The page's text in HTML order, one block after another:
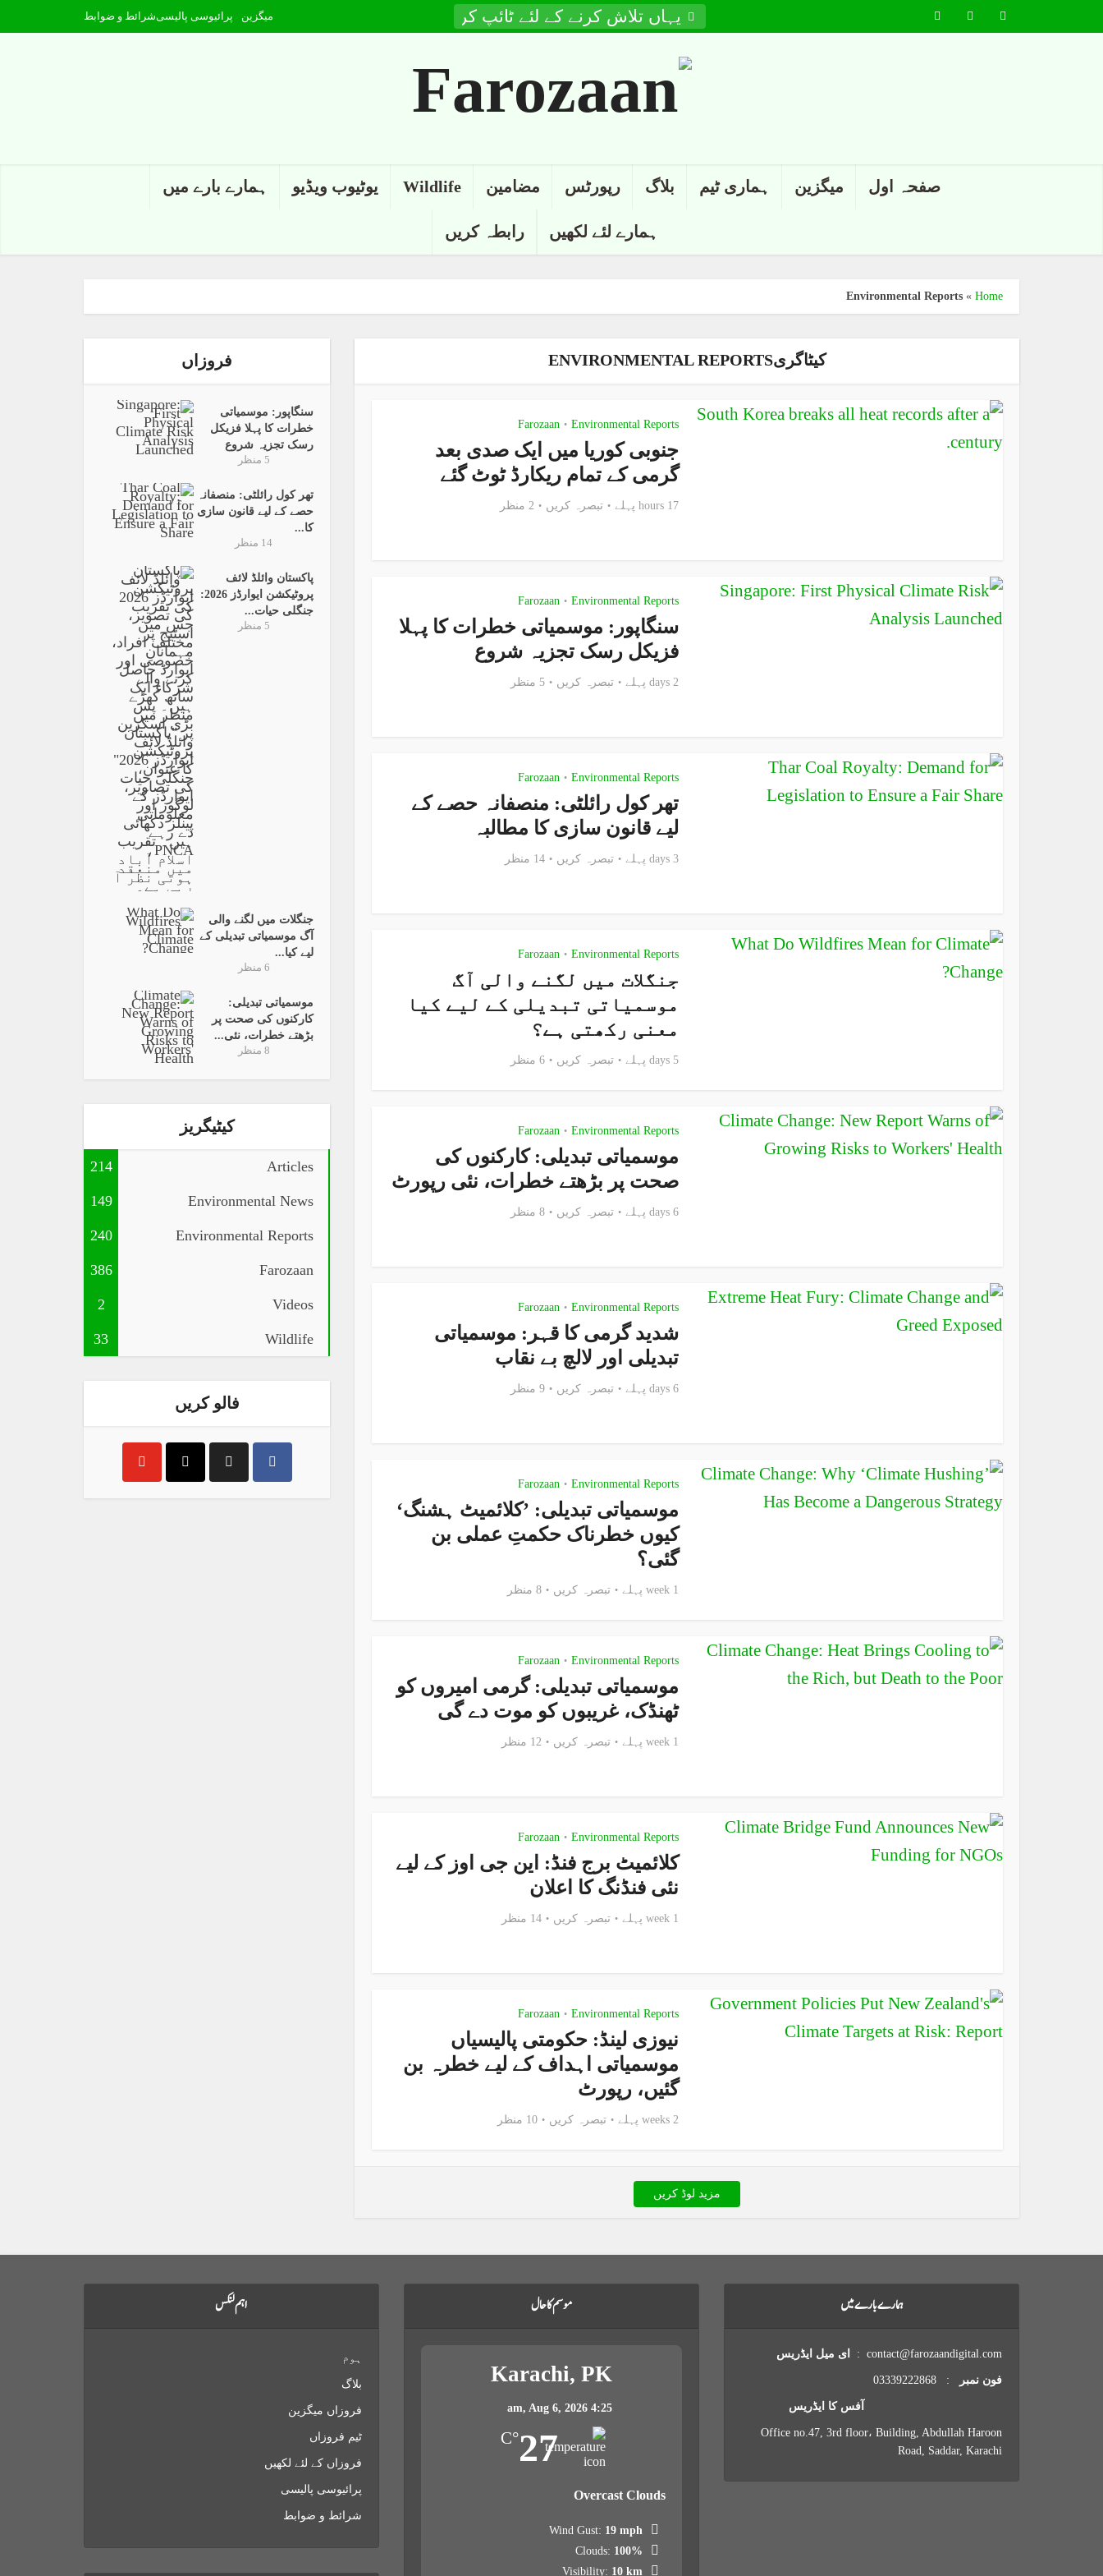
میگزین پرائیوسی پالیسیشرائط و ضوابط
صفحہ اول میگزین ہماری ٹیم بلاگ رپورٹس مضامین Wildlife یوٹیوب ویڈیو ہمارے بارے میں
ہمارے لئے لکھیں رابطہ کریں
Home
»
Environmental Reports
فروزاں
سنگاپور: موسمیاتی
خطرات کا پہلا فزیکل
رسک تجزیہ شروع
5 منظر
تھر کول رائلٹی: منصفانہ
حصے کے لیے قانون سازی
کا...
14 منظر
پاکستان وائلڈ لائف
پروٹیکشن ایوارڈز 2026:
جنگلی حیات...
5 منظر
جنگلات میں لگنے والی
آگ موسمیاتی تبدیلی کے
لیے کیا...
6 منظر
موسمیاتی تبدیلی:
کارکنوں کی صحت پر
بڑھتے خطرات، نئی...
8 منظر
کیٹیگریز
Articles
214
Environmental News
149
Environmental Reports
240
Farozaan
386
Videos
2
Wildlife
33
فالو کریں
کیٹاگریENVIRONMENTAL REPORTS
Environmental Reports
•
Farozaan
جنوبی کوریا میں ایک صدی بعد
گرمی کے تمام ریکارڈ ٹوٹ گئے
17 hours پہلے تبصرہ کریں 2 منظر
Environmental Reports
•
Farozaan
سنگاپور: موسمیاتی خطرات کا پہلا
فزیکل رسک تجزیہ شروع
2 days پہلے تبصرہ کریں 5 منظر
Environmental Reports
•
Farozaan
تھر کول رائلٹی: منصفانہ حصے کے
لیے قانون سازی کا مطالبہ
3 days پہلے تبصرہ کریں 14 منظر
Environmental Reports
•
Farozaan
جنگلات میں لگنے والی آگ
موسمیاتی تبدیلی کے لیے کیا
معنی رکھتی ہے؟
5 days پہلے تبصرہ کریں 6 منظر
Environmental Reports
•
Farozaan
موسمیاتی تبدیلی: کارکنوں کی
صحت پر بڑھتے خطرات، نئی رپورٹ
6 days پہلے تبصرہ کریں 8 منظر
Environmental Reports
•
Farozaan
شدید گرمی کا قہر: موسمیاتی
تبدیلی اور لالچ بے نقاب
6 days پہلے تبصرہ کریں 9 منظر
Environmental Reports
•
Farozaan
موسمیاتی تبدیلی: ’کلائمیٹ ہشنگ‘
کیوں خطرناک حکمتِ عملی بن
گئی؟
1 week پہلے تبصرہ کریں 8 منظر
Environmental Reports
•
Farozaan
موسمیاتی تبدیلی: گرمی امیروں کو
ٹھنڈک، غریبوں کو موت دے گی
1 week پہلے تبصرہ کریں 12 منظر
Environmental Reports
•
Farozaan
کلائمیٹ برج فنڈ: این جی اوز کے لیے
نئی فنڈنگ کا اعلان
1 week پہلے تبصرہ کریں 14 منظر
Environmental Reports
•
Farozaan
نیوزی لینڈ: حکومتی پالیسیاں
موسمیاتی اہداف کے لیے خطرہ بن
گئیں، رپورٹ
2 weeks پہلے تبصرہ کریں 10 منظر
مزید لوڈ کریں
اہم لنکس
ہوم
بلاگ
فروزاں میگزین
ٹیم فروزاں
فروزاں کے لئے لکھیں
پرائیوسی پالیسی
شرائط و ضوابط
موسم کا حال
Karachi, PK
4:25 am,
Aug 6, 2026
27
°C
Overcast Clouds
Wind Gust: 19 mph
Clouds: 100%
Visibility: 10 km
ہمارے بارے میں
contact@farozaandigital.com : ای میل ایڈریس
فون نمبر : 03339222868
آفس کا ایڈریس
Office no.47, 3rd floor، Building, Abdullah Haroon
Road, Saddar, Karachi